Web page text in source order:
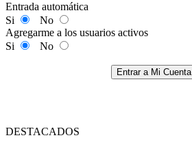
Entrada automática
Si
No
Agregarme a los usuarios activos
Si
No
Entrar a Mi Cuenta
DESTACADOS